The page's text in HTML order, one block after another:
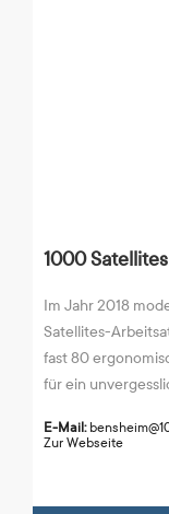
1000
Im Jahr 2018
Satellites-
fast 80
für ein
E-Mail:
Zur Webseite